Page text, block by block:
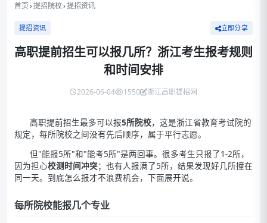
首页›提招院校›提招资讯
提招资讯 立即分享
高职提前招生可以报几所？浙江考生报考规则
和时间安排
2026-06-04 1550 浙江高职提招网
高职提前招生最多可以报5所院校，这是浙江省教育考试院的
规定，每所院校之间没有先后顺序，属于平行志愿。
但"能报5所"和"能考5所"是两回事。很多考生只报了1-2所，
因为担心校测时间冲突；也有人报满了5所，结果发现好几所撞在
同一天。到底怎么报才不浪费机会，下面展开说。
每所院校能报几个专业